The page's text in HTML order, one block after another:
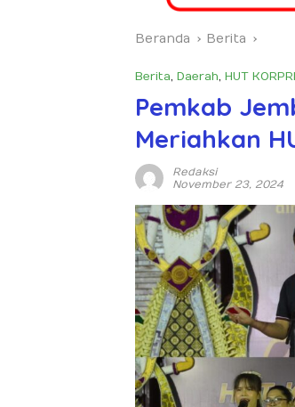
Beranda Berita
Berita, Daerah, HUT KORPRI
Pemkab
Meriahkan
Redaksi
November 23, 2024